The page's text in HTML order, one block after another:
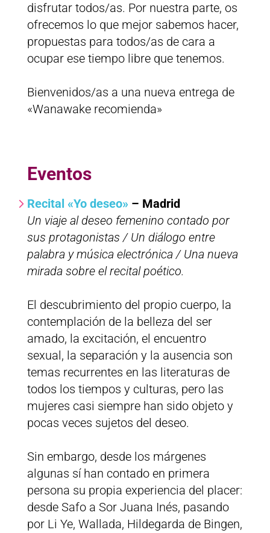
disfrutar todos/as. Por nuestra parte, os
ofrecemos lo que mejor sabemos hacer,
propuestas para todos/as de cara a
ocupar ese tiempo libre que tenemos.
Bienvenidos/as a una nueva entrega de
«Wanawake recomienda»
Eventos
Recital «Yo deseo» – Madrid
Un viaje al deseo femenino contado por
sus protagonistas / Un diálogo entre
palabra y música electrónica / Una nueva
mirada sobre el recital poético.
El descubrimiento del propio cuerpo, la
contemplación de la belleza del ser
amado, la excitación, el encuentro
sexual, la separación y la ausencia son
temas recurrentes en las literaturas de
todos los tiempos y culturas, pero las
mujeres casi siempre han sido objeto y
pocas veces sujetos del deseo.
Sin embargo, desde los márgenes
algunas sí han contado en primera
persona su propia experiencia del placer:
desde Safo a Sor Juana Inés, pasando
por Li Ye, Wallada, Hildegarda de Bingen,